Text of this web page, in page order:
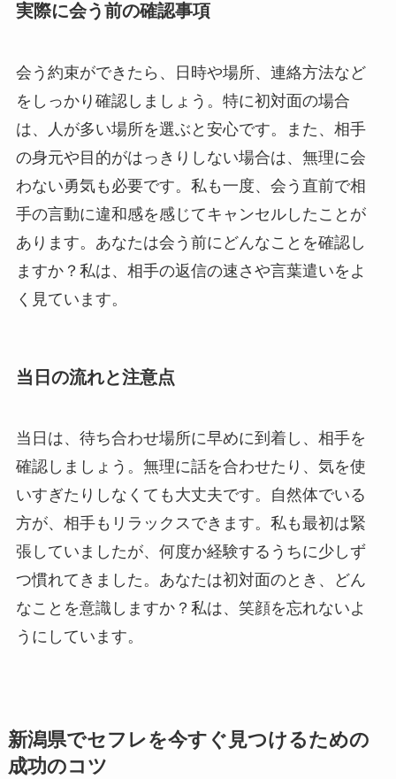
実際に会う前の確認事項
会う約束ができたら、日時や場所、連絡方法など
をしっかり確認しましょう。特に初対面の場合
は、人が多い場所を選ぶと安心です。また、相手
の身元や目的がはっきりしない場合は、無理に会
わない勇気も必要です。私も一度、会う直前で相
手の言動に違和感を感じてキャンセルしたことが
あります。あなたは会う前にどんなことを確認し
ますか？私は、相手の返信の速さや言葉遣いをよ
く見ています。
当日の流れと注意点
当日は、待ち合わせ場所に早めに到着し、相手を
確認しましょう。無理に話を合わせたり、気を使
いすぎたりしなくても大丈夫です。自然体でいる
方が、相手もリラックスできます。私も最初は緊
張していましたが、何度か経験するうちに少しず
つ慣れてきました。あなたは初対面のとき、どん
なことを意識しますか？私は、笑顔を忘れないよ
うにしています。
新潟県でセフレを今すぐ見つけるための
成功のコツ